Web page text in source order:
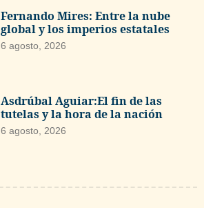
Fernando Mires: Entre la nube
global y los imperios estatales
6 agosto, 2026
Asdrúbal Aguiar:El fin de las
tutelas y la hora de la nación
6 agosto, 2026